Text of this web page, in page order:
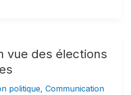
vue des élections
politique, Communication